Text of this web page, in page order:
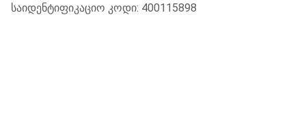
საიდენტიფიკაციო კოდი: 400115898